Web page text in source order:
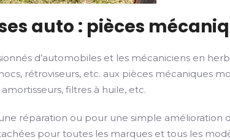
auto : pièces
d’automobiles et les mécaniciens en
rétroviseurs, etc. aux pièces mécaniques
filtres à huile, etc.
réparation ou pour une simple amélioration
pour toutes les marques et tous les